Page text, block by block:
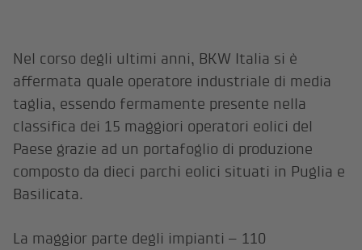
Nel corso degli ultimi anni, BKW Italia si è
affermata quale operatore industriale di media
taglia, essendo fermamente presente nella
classifica dei 15 maggiori operatori eolici del
Paese grazie ad un portafoglio di produzione
composto da dieci parchi eolici situati in Puglia e
Basilicata.
La maggior parte degli impianti – 110